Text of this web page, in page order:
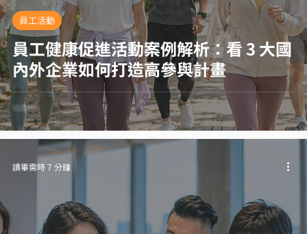
員工健康促進活動案例解析：看 3 大國
內外企業如何打造高參與計畫
員工活動
讀畢需時 7 分鐘